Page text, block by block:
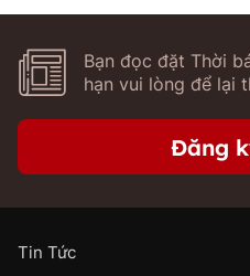
Bạn đọc đặt Thời
hạn vui lòng để lại
Đăng
Tin Tức